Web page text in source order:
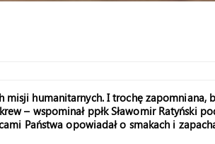
misji humanitarnych. I trochę zapomniana,
– wspominał ppłk Sławomir Ratyński
Państwa opowiadał o smakach i